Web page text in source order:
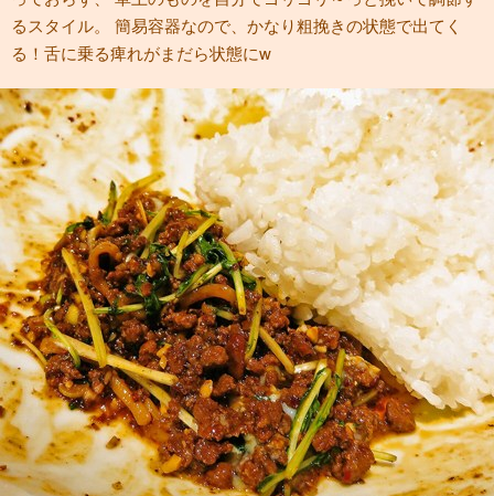
るスタイル。 簡易容器なので、かなり粗挽きの状態で出てく
る！舌に乗る痺れがまだら状態にw